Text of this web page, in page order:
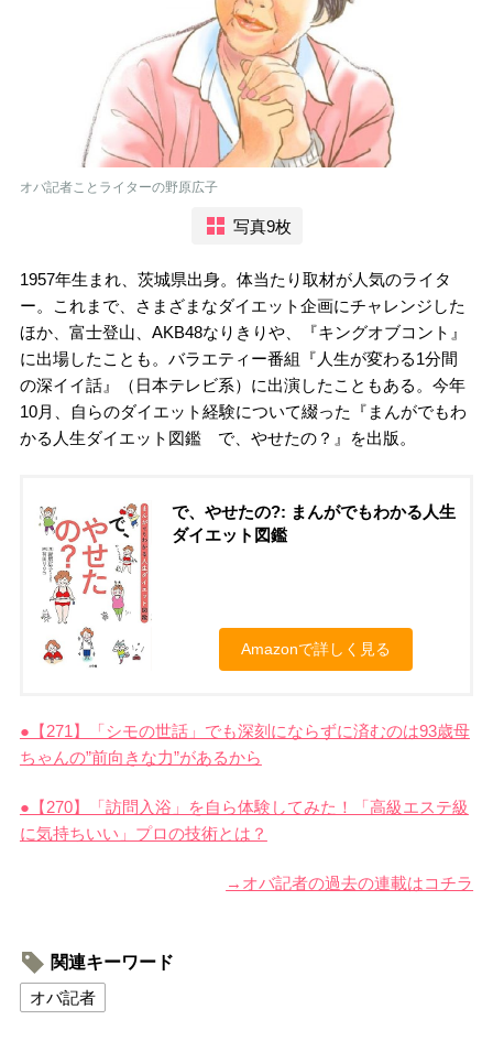
オバ記者ことライターの野原広子
写真9枚
1957年生まれ、茨城県出身。体当たり取材が人気のライタ
ー。これまで、さまざまなダイエット企画にチャレンジした
ほか、富士登山、AKB48なりきりや、『キングオブコント』
に出場したことも。バラエティー番組『人生が変わる1分間
の深イイ話』（日本テレビ系）に出演したこともある。今年
10月、自らのダイエット経験について綴った『まんがでもわ
かる人生ダイエット図鑑 で、やせたの？』を出版。
で、やせたの?: まんがでもわかる人生
ダイエット図鑑
Amazonで詳しく見る
●【271】「シモの世話」でも深刻にならずに済むのは93歳母
ちゃんの”前向きな力”があるから
●【270】「訪問入浴」を自ら体験してみた！「高級エステ級
に気持ちいい」プロの技術とは？
→オバ記者の過去の連載はコチラ
関連キーワード
オバ記者